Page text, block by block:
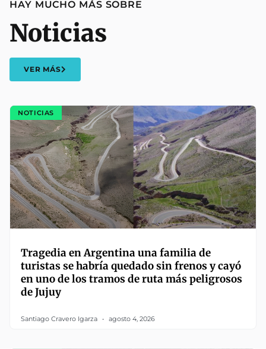
HAY MUCHO MÁS SOBRE
Noticias
VER MÁS
NOTICIAS
Tragedia en Argentina una familia de
turistas se habría quedado sin frenos y cayó
en uno de los tramos de ruta más peligrosos
de Jujuy
Santiago Cravero Igarza agosto 4, 2026